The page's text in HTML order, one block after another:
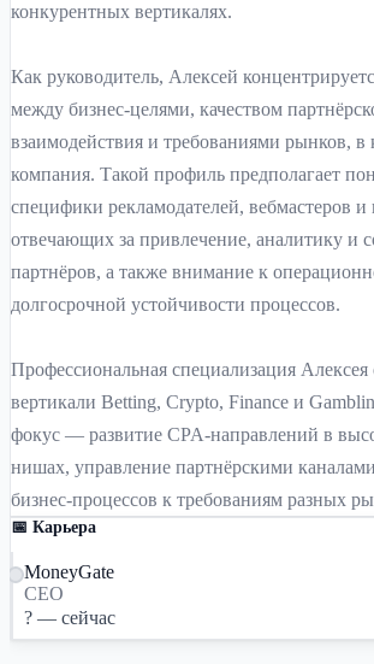
конкурентных вертикалях.
Как руководитель, Алексей
между бизнес-целями, качеством
взаимодействия и требованиями рынков, в
компания. Такой профиль предполагает
специфики рекламодателей, вебмастеров и
отвечающих за привлечение, аналитику и
партнёров, а также внимание к
долгосрочной устойчивости процессов.
Профессиональная специализация Алексея
вертикали Betting, Crypto, Finance и
фокус — развитие CPA-направлений в
нишах, управление партнёрскими
бизнес-процессов к требованиям разных
📅 Карьера
MoneyGate
CEO
? — сейчас